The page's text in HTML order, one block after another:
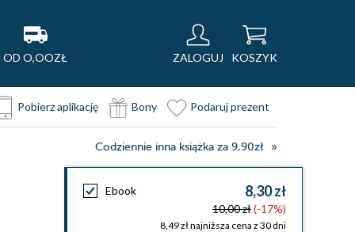
OD O,OOZŁ ZALOGUJ KOSZYK
Pobierz aplikację Bony Podaruj prezent
Codziennie inna książka za 9,90zł
Ebook 8,30 zł
10,00 zł(-17%)
8,49 zł najniższa cena z 30 dni